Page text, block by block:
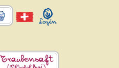
Traubensaft